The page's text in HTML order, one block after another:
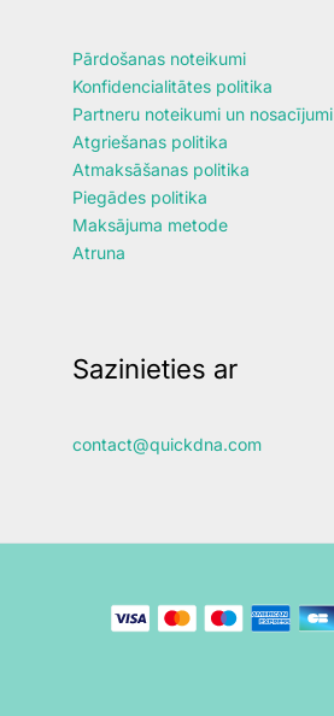
Pārdošanas noteikumi
Konfidencialitātes politika
Partneru noteikumi un nosacījumi
Atgriešanas politika
Atmaksāšanas politika
Piegādes politika
Maksājuma metode
Atruna
Sazinieties ar
contact@quickdna.com